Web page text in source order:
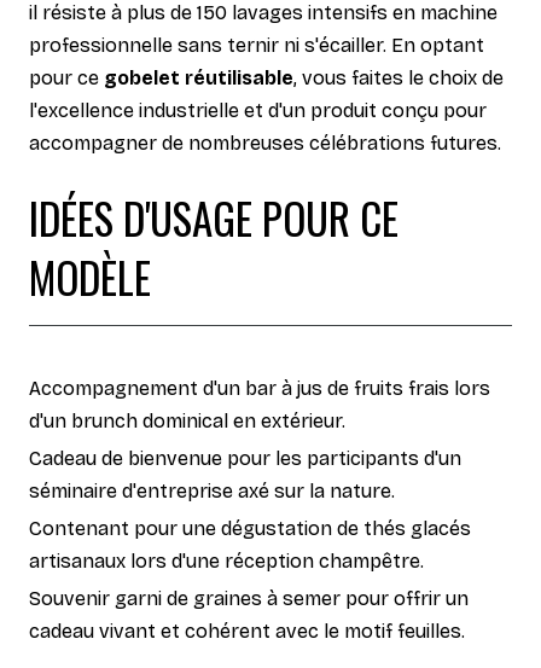
il résiste à plus de 150 lavages intensifs en machine
professionnelle sans ternir ni s'écailler. En optant
pour ce gobelet réutilisable, vous faites le choix de
l'excellence industrielle et d'un produit conçu pour
accompagner de nombreuses célébrations futures.
IDÉES D'USAGE POUR CE
MODÈLE
Accompagnement d'un bar à jus de fruits frais lors
d'un brunch dominical en extérieur.
Cadeau de bienvenue pour les participants d'un
séminaire d'entreprise axé sur la nature.
Contenant pour une dégustation de thés glacés
artisanaux lors d'une réception champêtre.
Souvenir garni de graines à semer pour offrir un
cadeau vivant et cohérent avec le motif feuilles.